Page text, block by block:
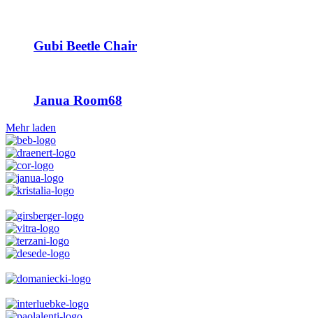
Gubi Beetle Chair
Janua Room68
Mehr laden